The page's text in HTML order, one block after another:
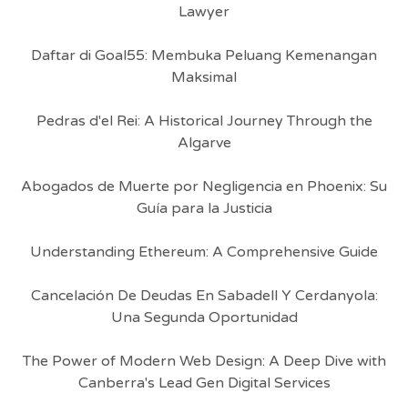
Lawyer
Daftar di Goal55: Membuka Peluang Kemenangan
Maksimal
Pedras d'el Rei: A Historical Journey Through the
Algarve
Abogados de Muerte por Negligencia en Phoenix: Su
Guía para la Justicia
Understanding Ethereum: A Comprehensive Guide
Cancelación De Deudas En Sabadell Y Cerdanyola:
Una Segunda Oportunidad
The Power of Modern Web Design: A Deep Dive with
Canberra's Lead Gen Digital Services